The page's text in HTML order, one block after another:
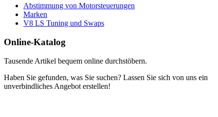
Abstimmung von Motorsteuerungen
Marken
V8 LS Tuning und Swaps
Online-Katalog
Tausende Artikel bequem online durchstöbern.
Haben Sie gefunden, was Sie suchen? Lassen Sie sich von uns ein
unverbindliches Angebot erstellen!